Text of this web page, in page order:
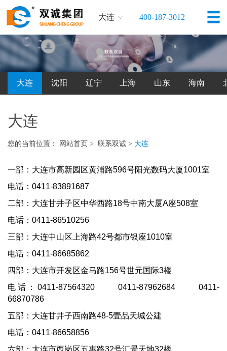
大连 400-187-3012
大连 沈阳 辽宁 上海 山东 海南
大连
您的当前位置： 网站首页 > 联系双诚 > 大连
一部：大连市高新园区黄浦路596号阳光数码大厦1001室
电话：0411-83891687
二部：大连甘井子区中华西路18号中南大厦A座508室
电话：0411-86510256
三部：大连中山区上海路42号都市银座1010室
电话： 0411-86685862
四部：大连市开发区金马路156号世元国际3楼
电话：0411-87564320 0411-87962684 0411-
66870786
五部：大连甘井子西南路48-5壹品天城公建
电话：0411-86658856